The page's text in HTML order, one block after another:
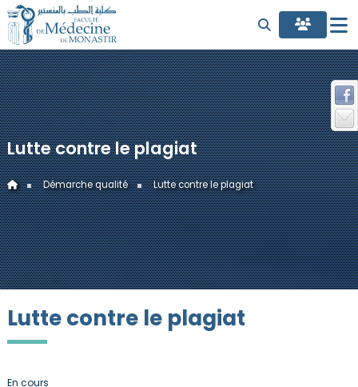
Lutte contre le plagiat
Démarche qualité Lutte contre le plagiat
Lutte contre le plagiat
En cours